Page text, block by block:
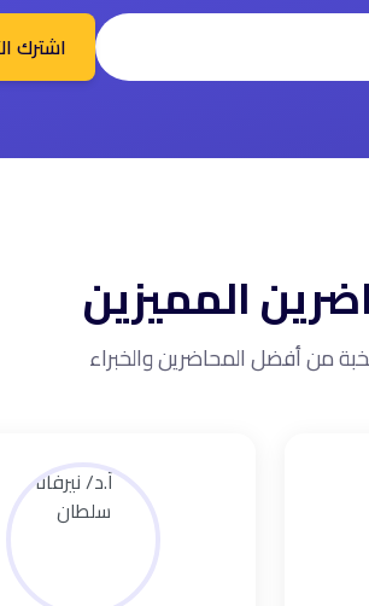
اشترك
المميزين
من أفضل المحاضرين والخبراء